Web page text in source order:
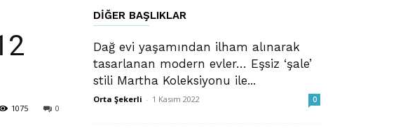
0
1075
DIĞER BAŞLIKLAR
Dağ evi yaşamından ilham alınarak
tasarlanan modern evler… Eşsiz ‘şale’
stili Martha Koleksiyonu ile...
Orta Şekerli - 1 Kasım 2022 0